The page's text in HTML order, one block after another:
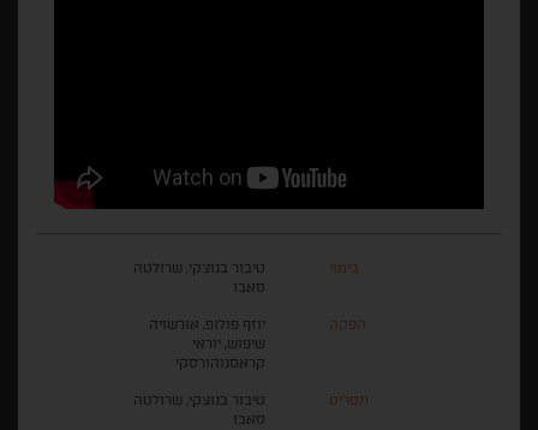
בימוי
טיבור בנוצקי, שרולטה
סאבו
הפקה
יוזף פולופ, אורשויה
שיפוש, יוראי
קראסנוהורסקי
תסריט
טיבור בנוצקי, שרולטה
סאבו